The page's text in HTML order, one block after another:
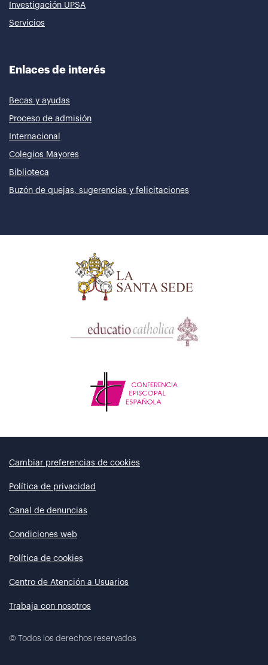
Investigación UPSA
Servicios
Enlaces de interés
Becas y ayudas
Proceso de admisión
Internacional
Colegios Mayores
Biblioteca
Buzón de quejas, sugerencias y felicitaciones
Cambiar preferencias de cookies
Política de privacidad
Canal de denuncias
Condiciones web
Política de cookies
Centro de Atención a Usuarios
Trabaja con nosotros
© Todos los derechos reservados